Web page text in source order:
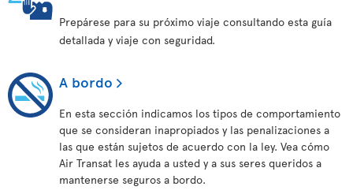
Prepárese para su próximo viaje consultando esta guía
detallada y viaje con seguridad.
A bordo
En esta sección indicamos los tipos de comportamiento
que se consideran inapropiados y las penalizaciones a
las que están sujetos de acuerdo con la ley. Vea cómo
Air Transat les ayuda a usted y a sus seres queridos a
mantenerse seguros a bordo.